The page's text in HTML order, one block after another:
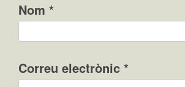
Nom *
Correu electrònic *